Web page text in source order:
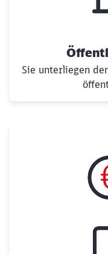
Sie unterliegen